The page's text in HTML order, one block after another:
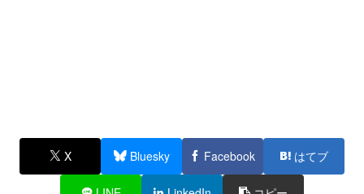
X Bluesky Facebook はてブ